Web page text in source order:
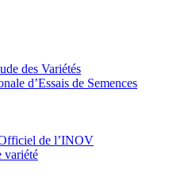
des Variétés
d’Essais de Semences
de l’INOV
variété